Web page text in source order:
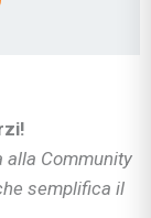
alla Community
semplifica il